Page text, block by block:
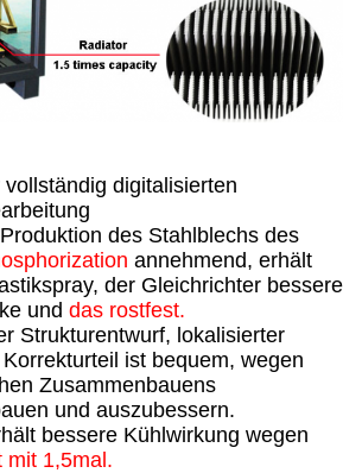
digitalisierten
des Stahlblechs des
annehmend, erhält
der Gleichrichter bessere
und das rostfest.
Strukturentwurf, lokalisierter
ist bequem, wegen
Zusammenbauens
und auszubessern.
bessere Kühlwirkung wegen
mit 1,5mal.